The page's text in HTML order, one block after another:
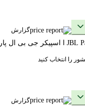
گزارش
را انتخاب کنید
گزارش